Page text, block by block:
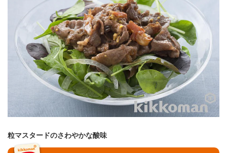
粒マスタードのさわやかな酸味